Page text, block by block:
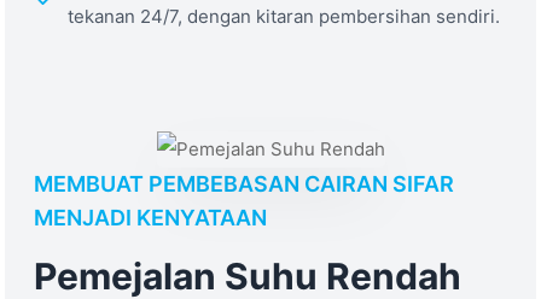
tekanan 24/7, dengan kitaran pembersihan sendiri.
MEMBUAT PEMBEBASAN CAIRAN SIFAR
MENJADI KENYATAAN
Pemejalan Suhu Rendah